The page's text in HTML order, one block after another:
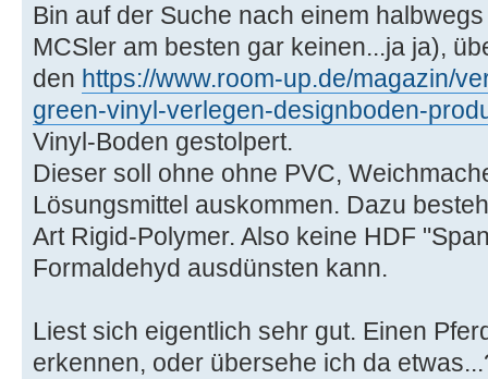
Bin auf der Suche nach einem
MCSler am besten gar keinen...ja ja),
den https://www.room-up.de/magazin/
green-vinyl-verlegen-designboden-
Vinyl-Boden gestolpert.
Dieser soll ohne ohne PVC,
Lösungsmittel auskommen. Dazu
Art Rigid-Polymer. Also keine HDF
Formaldehyd ausdünsten kann.
Liest sich eigentlich sehr gut. Einen
erkennen, oder übersehe ich da